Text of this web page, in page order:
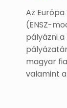
Az
(ENSZ-
pályázni
magyar
valamint a